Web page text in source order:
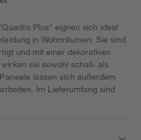
Plus" eignen sich ideal
in Wohnräumen. Sie sind
und mit einer dekorativen
sie sowohl schall- als
lassen sich außerdem
Im Lieferumfang sind